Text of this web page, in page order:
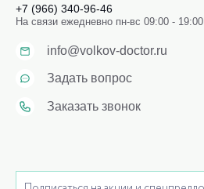
+7 (966) 340-96-46
На связи ежедневно пн-вс 09:00 - 19:00
info@volkov-doctor.ru
Задать вопрос
Заказать звонок